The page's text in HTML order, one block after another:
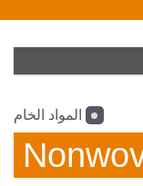
المواد الخام